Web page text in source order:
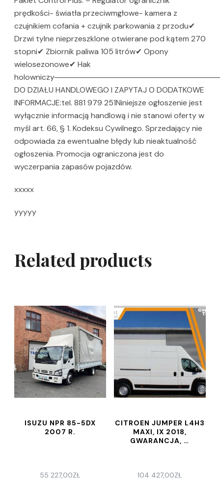
prędkości- światła przeciwmgłowe- kamera z
czujnikiem cofania + czujnik parkowania z przodu✔
Drzwi tylne nieprzeszklone otwierane pod kątem 270
stopni✔ Zbiornik paliwa 105 litrów✔ Opony
wielosezonowe✔ Hak
DO DZIAŁU HANDLOWEGO I ZAPYTAJ O DODATKOWE
INFORMACJE:tel. 881 979 251Niniejsze ogłoszenie jest
wyłącznie informacją handlową i nie stanowi oferty w
myśl art. 66, § 1. Kodeksu Cywilnego. Sprzedający nie
odpowiada za ewentualne błędy lub nieaktualność
ogłoszenia. Promocja ograniczona jest do
wyczerpania zapasów pojazdów.
xxxxx
yyyyy
Related products
ISUZU NPR 85-5DX
2007 R.
55 227,00ZŁ
CITROEN JUMPER L4H3
MAXI, IX 2018,
GWARANCJA, …
104 427,00ZŁ